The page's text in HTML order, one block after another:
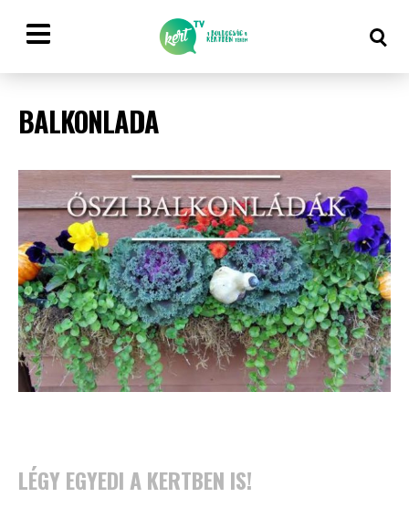
BALKONLADA
LÉGY EGYEDI A KERTBEN IS!